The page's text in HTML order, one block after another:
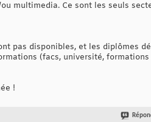
multimedia. Ce sont les seuls
pas disponibles, et les diplômes
(facs, université, formations
!